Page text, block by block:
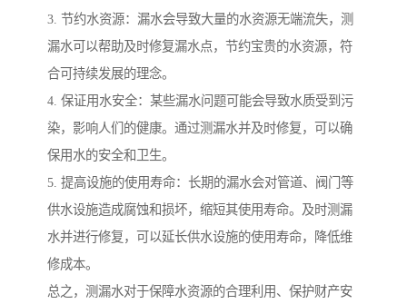
3. 节约水资源：漏水会导致大量的水资源无端流失，测
漏水可以帮助及时修复漏水点，节约宝贵的水资源，符
合可持续发展的理念。
4. 保证用水安全：某些漏水问题可能会导致水质受到污
染，影响人们的健康。通过测漏水并及时修复，可以确
保用水的安全和卫生。
5. 提高设施的使用寿命：长期的漏水会对管道、阀门等
供水设施造成腐蚀和损坏，缩短其使用寿命。及时测漏
水并进行修复，可以延长供水设施的使用寿命，降低维
修成本。
总之，测漏水对于保障水资源的合理利用、保护财产安